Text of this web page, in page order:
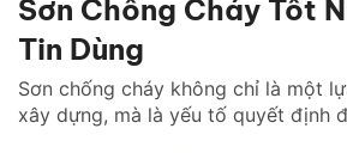
Sơn Chống Cháy Tốt
Tin Dùng
Sơn chống cháy không chỉ là một
xây dựng, mà là yếu tố quyết định